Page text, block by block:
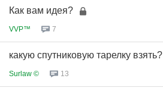
Как вам идея?
VVP™ 7
какую спутниковую тарелку взять?
Surlaw © 13